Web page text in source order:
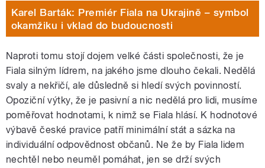
Karel Barták: Premiér Fiala na Ukrajině – symbol
okamžiku i vklad do budoucnosti
Naproti tomu stojí dojem velké části společnosti, že je
Fiala silným lídrem, na jakého jsme dlouho čekali. Nedělá
svaly a nekřičí, ale důsledně si hledí svých povinností.
Opoziční výtky, že je pasivní a nic nedělá pro lidi, musíme
poměřovat hodnotami, k nimž se Fiala hlásí. K hodnotové
výbavě české pravice patří minimální stát a sázka na
individuální odpovědnost občanů. Ne že by Fiala lidem
nechtěl nebo neuměl pomáhat, jen se drží svých